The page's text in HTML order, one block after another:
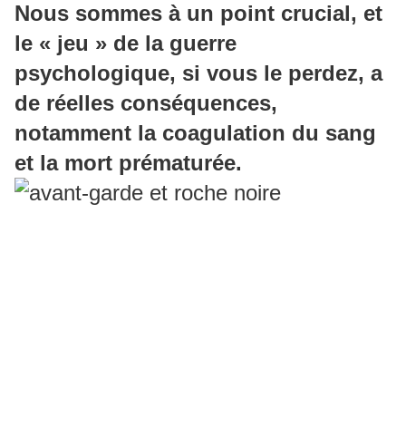
Nous sommes à un point crucial, et
le « jeu » de la guerre
psychologique, si vous le perdez, a
de réelles conséquences,
notamment la coagulation du sang
et la mort prématurée.